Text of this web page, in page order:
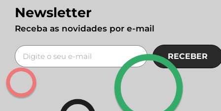
Newsletter
Receba as novidades por e-mail
RECEBER